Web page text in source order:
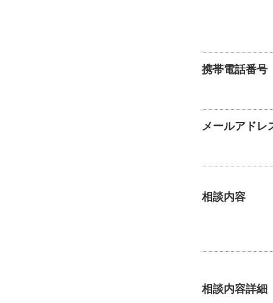
携帯電話番号
メールアドレ
相談内容
相談内容詳細